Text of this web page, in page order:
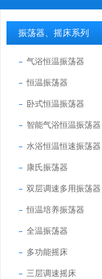
振荡器、摇床系列
气浴恒温振荡器
恒温振荡器
卧式恒温振荡器
智能气浴恒温振荡器
水浴恒温恒速振荡器
康氏振荡器
双层调速多用振荡器
恒温培养振荡器
全温振荡器
多功能摇床
三层调速摇床